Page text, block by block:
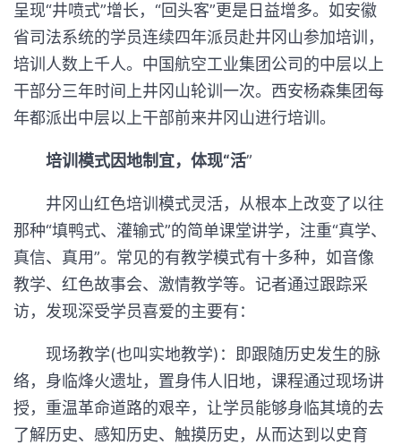
呈现“井喷式”增长，“回头客”更是日益增多。如安徽
省司法系统的学员连续四年派员赴井冈山参加培训，
培训人数上千人。中国航空工业集团公司的中层以上
干部分三年时间上井冈山轮训一次。西安杨森集团每
年都派出中层以上干部前来井冈山进行培训。
培训模式因地制宜，体现“活”
井冈山红色培训模式灵活，从根本上改变了以往
那种“填鸭式、灌输式”的简单课堂讲学，注重“真学、
真信、真用”。常见的有教学模式有十多种，如音像
教学、红色故事会、激情教学等。记者通过跟踪采
访，发现深受学员喜爱的主要有：
现场教学(也叫实地教学)：即跟随历史发生的脉
络，身临烽火遗址，置身伟人旧地，课程通过现场讲
授，重温革命道路的艰辛，让学员能够身临其境的去
了解历史、感知历史、触摸历史，从而达到以史育